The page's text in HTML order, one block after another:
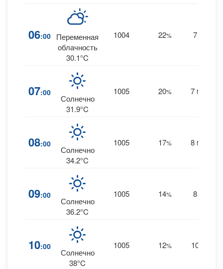
06:00
Переменная
облачность
30.1°C
1004 22% 7
07:00
Солнечно
31.9°C
1005 20% 7 NNW
08:00
Солнечно
34.2°C
1005 17% 8 NNW
09:00
Солнечно
36.2°C
1005 14% 8
10:00
Солнечно
38°C
1005 12% 10